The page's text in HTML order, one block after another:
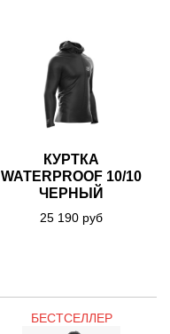
КУРТКА
WATERPROOF 10/10
ЧЕРНЫЙ
25 190 руб
БЕСТСЕЛЛЕР